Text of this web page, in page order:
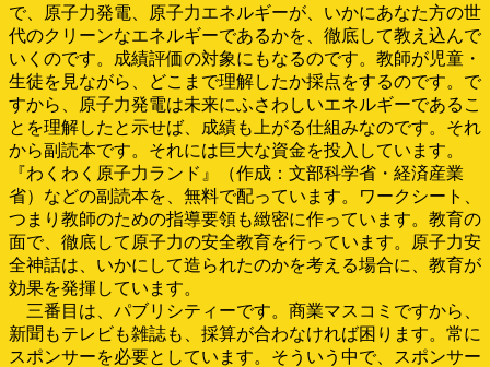
で、原子力発電、原子力エネルギーが、いかにあなた方の世
代のクリーンなエネルギーであるかを、徹底して教え込んで
いくのです。成績評価の対象にもなるのです。教師が児童・
生徒を見ながら、どこまで理解したか採点をするのです。で
すから、原子力発電は未来にふさわしいエネルギーであるこ
とを理解したと示せば、成績も上がる仕組みなのです。それ
から副読本です。それには巨大な資金を投入しています。
『わくわく原子力ランド』（作成：文部科学省・経済産業
省）などの副読本を、無料で配っています。ワークシート、
つまり教師のための指導要領も緻密に作っています。教育の
面で、徹底して原子力の安全教育を行っています。原子力安
全神話は、いかにして造られたのかを考える場合に、教育が
効果を発揮しています。
三番目は、パブリシティーです。商業マスコミですから、
新聞もテレビも雑誌も、採算が合わなければ困ります。常に
スポンサーを必要としています。そういう中で、スポンサー